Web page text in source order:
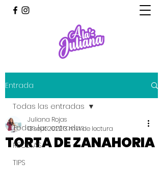
Entrada
Todas las entradas
RECETAS
TIPS
Todas las entradas
TORTA DE ZANAHORIA
Juliana Rojas
13 sept 20223 min de lectura